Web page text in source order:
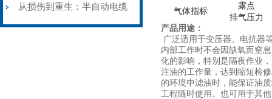
艺基石
电缆热补机智能控温，安全
从损伤到重生：半自动电缆
气体指标
露点
排气压力
产品用途：
广泛适用于变压器、电抗器
内部工作时不会因缺氧而窒
化的影响，特别是隔夜作业
注油的工作量，达到缩短检
的环境中滤油时，能保证油
工程随时使用。也可用于其